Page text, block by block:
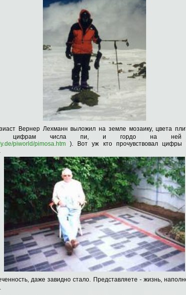
Вернер Лехманн выложил на земле мозаику, цвета
цифрам числа пи, и гордо на ней
piworld/pimosa.htm). Вот уж кто прочувствовал цифры
даже завидно стало. Представляете - жизнь,